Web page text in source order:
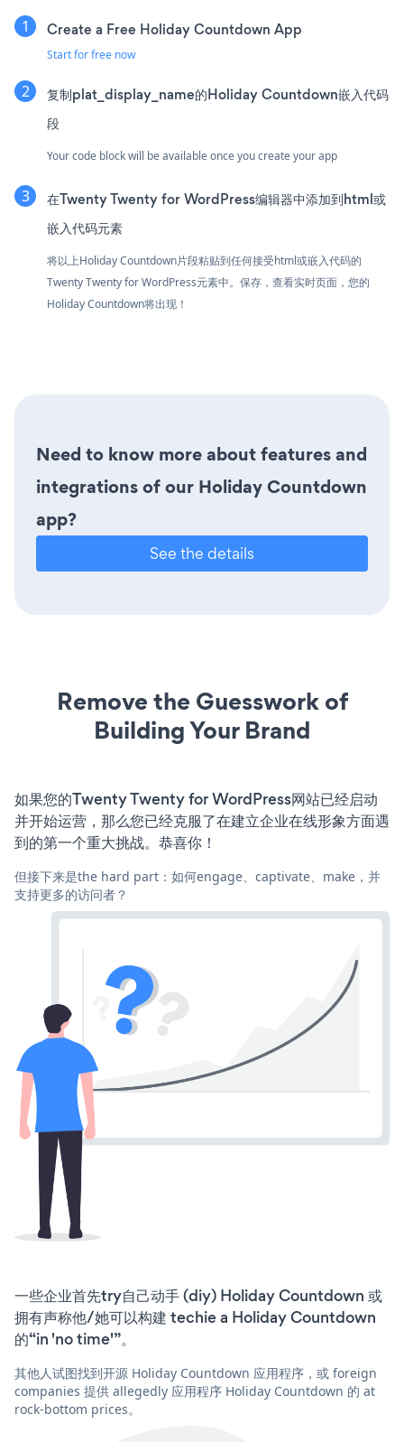
Create a Free Holiday Countdown App
Start for free now
复制plat_display_name的Holiday Countdown嵌入代码
段
Your code block will be available once you create your app
在Twenty Twenty for WordPress编辑器中添加到html或
嵌入代码元素
将以上Holiday Countdown片段粘贴到任何接受html或嵌入代码的
Twenty Twenty for WordPress元素中。保存，查看实时页面，您的
Holiday Countdown将出现！
Need to know more about features and
integrations of our Holiday Countdown
app?
See the details
Remove the Guesswork of
Building Your Brand
如果您的Twenty Twenty for WordPress网站已经启动
并开始运营，那么您已经克服了在建立企业在线形象方面遇
到的第一个重大挑战。恭喜你！
但接下来是the hard part：如何engage、captivate、make，并
支持更多的访问者？
一些企业首先try自己动手 (diy) Holiday Countdown 或
拥有声称他/她可以构建 techie a Holiday Countdown
的“in 'no time'”。
其他人试图找到开源 Holiday Countdown 应用程序，或 foreign
companies 提供 allegedly 应用程序 Holiday Countdown 的 at
rock-bottom prices。